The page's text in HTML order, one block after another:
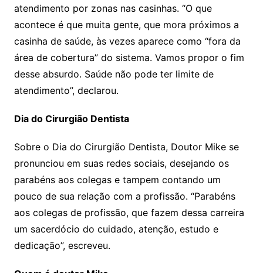
atendimento por zonas nas casinhas. “O que
acontece é que muita gente, que mora próximos a
casinha de saúde, às vezes aparece como “fora da
área de cobertura” do sistema. Vamos propor o fim
desse absurdo. Saúde não pode ter limite de
atendimento”, declarou.
Dia do Cirurgião Dentista
Sobre o Dia do Cirurgião Dentista, Doutor Mike se
pronunciou em suas redes sociais, desejando os
parabéns aos colegas e tampem contando um
pouco de sua relação com a profissão. “Parabéns
aos colegas de profissão, que fazem dessa carreira
um sacerdócio do cuidado, atenção, estudo e
dedicação”, escreveu.